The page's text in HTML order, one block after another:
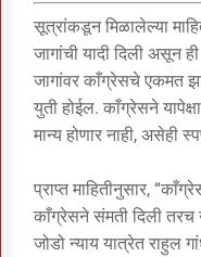
सूत्रांकडून मिळालेल्या
जागांची यादी दिली असून
जागांवर काँग्रेसचे एकमत
युती होईल. काँग्रेसने
मान्य होणार नाही, असेही
प्राप्त माहितीनुसार,
काँग्रेसने संमती दिली तरच
जोडो न्याय यात्रेत राहुल